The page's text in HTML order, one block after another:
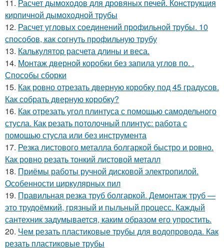
11. Расчет дымоходов для дровяных печей. Конструкция
кирпичной дымоходной трубы
12. Расчет угловых соединений профильной трубы. 10
способов, как согнуть профильную трубу
13. Калькулятор расчета длины и веса.
14. Монтаж дверной коробки без запила углов по. .
Способы сборки
15. Как ровно отрезать дверную коробку под 45 градусов.
Как собрать дверную коробку?
16. Как отрезать угол плинтуса с помощью самодельного
стусла. Как резать потолочный плинтус: работа с
помощью стусла или без инструмента
17. Резка листового металла болгаркой быстро и ровно.
Как ровно резать тонкий листовой металл
18. Приёмы работы ручной дисковой электропилой.
Особенности циркулярных пил
19. Правильная резка труб болгаркой. Демонтаж труб —
это трудоёмкий, грязный и пыльный процесс. Каждый
сантехник задумывается, каким образом его упростить.
20. Чем резать пластиковые трубы для водопровода. Как
резать пластиковые трубы